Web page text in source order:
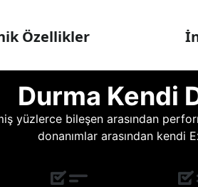
Özellikler
Durma Kendi
yüzlerce bileşen arasından
donanımlar arasından kendi